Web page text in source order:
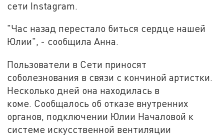
сети Instagram.
"Час назад перестало биться сердце нашей
Юлии", - сообщила Анна.
Пользователи в Сети приносят
соболезнования в связи с кончиной артистки.
Несколько дней она находилась в
коме. Сообщалось об отказе внутренних
органов, подключении Юлии Началовой к
системе искусственной вентиляции